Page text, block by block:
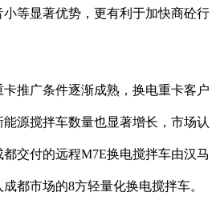
等显著优势，更有利于加快商砼行
广条件逐渐成熟，换电重卡客户
源搅拌车数量也显著增长，市场认
交付的远程M7E换电搅拌车由汉马
都市场的8方轻量化换电搅拌车。